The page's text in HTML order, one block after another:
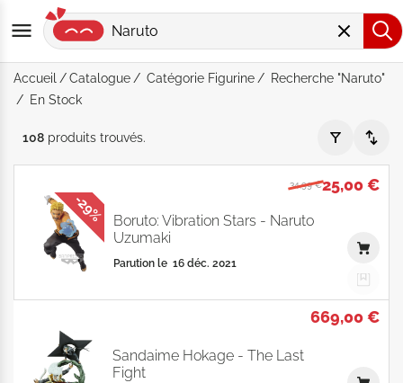
Accueil Catalogue Catégorie Figurine
Recherche "Naruto"
En Stock
Recherche "Naruto" - Catégorie "Figurine" - En Stock - Par
108 produits trouvés.
34,99 €25,00 €
Boruto: Vibration Stars - Naruto
Uzumaki
Parution le 16 déc. 2021
-29%
669,00 €
Sandaime Hokage - The Last
Fight